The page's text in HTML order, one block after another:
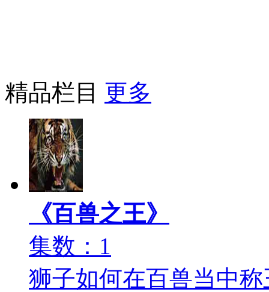
精品栏目 更多
《百兽之王》
集数：1
狮子如何在百兽当中